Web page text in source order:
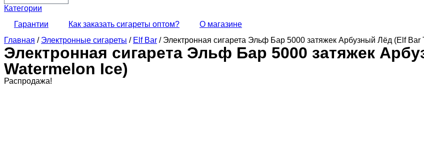
Категории
Гарантии
Как заказать сигареты оптом?
О магазине
Главная / Электронные сигареты / Elf Bar / Электронная сигарета Эльф Бар 5000 затяжек Арбузный Лёд (Elf Bar
Электронная сигарета Эльф Бар 5000 затяжек
Watermelon Ice)
Распродажа!